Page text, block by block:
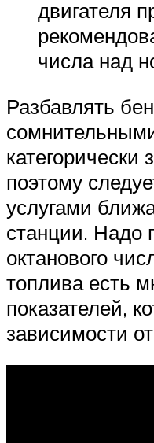
двигателя
числа над
Разбавлять
категорически
поэтому
услугами
станции. Надо
октанового
топлива есть
показателей,
зависимости